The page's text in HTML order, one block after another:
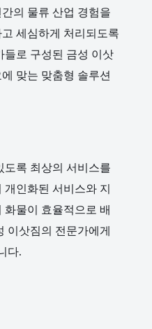
의 물류 산업 경험을
세심하게 처리되도록
로 구성된 금성 이삿
맞는 맞춤형 솔루션
록 최상의 서비스를
인화된 서비스와 지
물이 효율적으로 배
이삿짐의 전문가에게
다.